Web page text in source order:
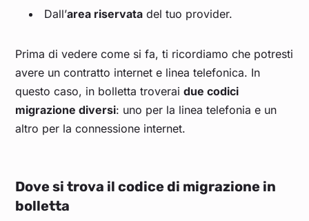
Dall’area riservata del tuo provider.
Prima di vedere come si fa, ti ricordiamo che potresti
avere un contratto internet e linea telefonica. In
questo caso, in bolletta troveraidue codici
migrazione diversi: uno per la linea telefonia e un
altro per la connessione internet.
Dove si trova il codice di migrazione in
bolletta